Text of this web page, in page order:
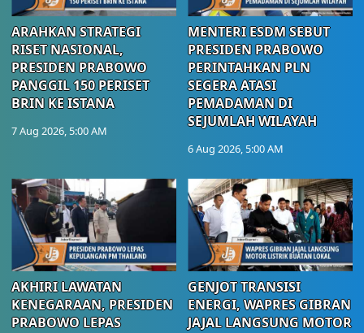
ARAHKAN STRATEGI
RISET NASIONAL,
PRESIDEN PRABOWO
PANGGIL 150 PERISET
BRIN KE ISTANA
7 Aug 2026, 5:00 AM
MENTERI ESDM SEBUT
PRESIDEN PRABOWO
PERINTAHKAN PLN
SEGERA ATASI
PEMADAMAN DI
SEJUMLAH WILAYAH
6 Aug 2026, 5:00 AM
AKHIRI LAWATAN
KENEGARAAN, PRESIDEN
PRABOWO LEPAS
GENJOT TRANSISI
ENERGI, WAPRES GIBRAN
JAJAL LANGSUNG MOTOR